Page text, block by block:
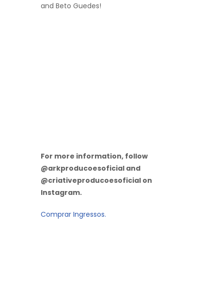
and Beto Guedes!
For more information, follow
@arkproducoesoficial and
@criativeproducoesoficial on
Instagram.
Comprar Ingressos.